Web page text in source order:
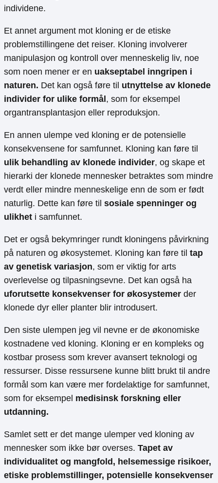
individene.
Et annet argument mot kloning er de etiske
problemstillingene det reiser. Kloning involverer
manipulasjon og kontroll over menneskelig liv, noe
som noen mener er en uakseptabel inngripen i
naturen. Det kan også føre til utnyttelse av klonede
individer for ulike formål, som for eksempel
organtransplantasjon eller reproduksjon.
En annen ulempe ved kloning er de potensielle
konsekvensene for samfunnet. Kloning kan føre til
ulik behandling av klonede individer, og skape et
hierarki der klonede mennesker betraktes som mindre
verdt eller mindre menneskelige enn de som er født
naturlig. Dette kan føre til sosiale spenninger og
ulikhet i samfunnet.
Det er også bekymringer rundt kloningens påvirkning
på naturen og økosystemet. Kloning kan føre til tap
av genetisk variasjon, som er viktig for arts
overlevelse og tilpasningsevne. Det kan også ha
uforutsette konsekvenser for økosystemer der
klonede dyr eller planter blir introdusert.
Den siste ulempen jeg vil nevne er de økonomiske
kostnadene ved kloning. Kloning er en kompleks og
kostbar prosess som krever avansert teknologi og
ressurser. Disse ressursene kunne blitt brukt til andre
formål som kan være mer fordelaktige for samfunnet,
som for eksempel medisinsk forskning eller
utdanning.
Samlet sett er det mange ulemper ved kloning av
mennesker som ikke bør overses. Tapet av
individualitet og mangfold, helsemessige risikoer,
etiske problemstillinger, potensielle konsekvenser